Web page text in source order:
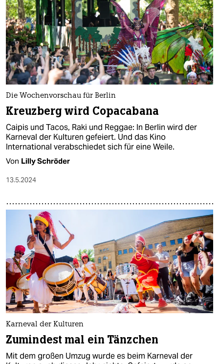
Die Wochenvorschau für Berlin
Kreuzberg wird Copacabana
Caipis und Tacos, Raki und Reggae: In Berlin wird der
Karneval der Kulturen gefeiert. Und das Kino
International verabschiedet sich für eine Weile.
Von Lilly Schröder
13.5.2024
Karneval der Kulturen
Zumindest mal ein Tänzchen
Mit dem großen Umzug wurde es beim Karneval der